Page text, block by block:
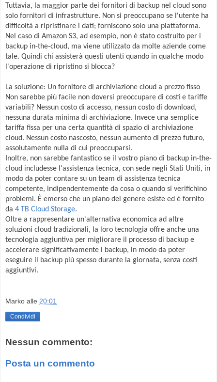
Tuttavia, la maggior parte dei fornitori di backup nel cloud sono
solo fornitori di infrastrutture. Non si preoccupano se l'utente ha
difficoltà a ripristinare i dati; forniscono solo una piattaforma.
Nel caso di Amazon S3, ad esempio, non è stato costruito per i
backup in-the-cloud, ma viene utilizzato da molte aziende come
tale. Quindi chi assisterà questi utenti quando in qualche modo
l'operazione di ripristino si blocca?
La soluzione: Un fornitore di archiviazione cloud a prezzo fisso
Non sarebbe più facile non doversi preoccupare di costi e tariffe
variabili? Nessun costo di accesso, nessun costo di download,
nessuna durata minima di archiviazione. Invece una semplice
tariffa fissa per una certa quantità di spazio di archiviazione
cloud. Nessun costo nascosto, nessun aumento di prezzo futuro,
assolutamente nulla di cui preoccuparsi.
Inoltre, non sarebbe fantastico se il vostro piano di backup in-the-
cloud includesse l'assistenza tecnica, con sede negli Stati Uniti, in
modo da poter contare su un team di assistenza tecnica
competente, indipendentemente da cosa o quando si verifichino
problemi. È emerso che un piano del genere esiste ed è fornito
da 4 TB Cloud Storage.
Oltre a rappresentare un'alternativa economica ad altre
soluzioni cloud tradizionali, la loro tecnologia offre anche una
tecnologia aggiuntiva per migliorare il processo di backup e
accelerare significativamente i backup, in modo da poter
eseguire il backup più spesso durante la giornata, senza costi
aggiuntivi.
Marko alle 20:01
Condividi
Nessun commento:
Posta un commento